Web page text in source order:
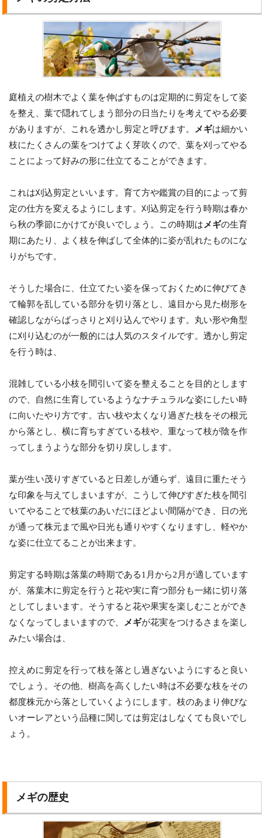
庭植えの樹木でよく葉を伸ばすものは定期的に剪定をして姿
を整え、葉で隠れてしまう部分の日当たりを考えてやる必要
がありますが、これを透かし剪定と呼びます。 メギは細かい
枝にたくさんの葉をつけてよく芽吹くので、葉を刈ってやる
ことによって好みの形に仕立てることができます。
これは刈込剪定といいます。育て方や鑑賞の目的によって剪
定の仕方を変えるようにします。刈込剪定を行う時期は春か
ら秋の季節にかけてが良いでしょう。この時期はメギの生育
期にあたり、よく枝を伸ばして全体的に姿が乱れたものにな
りがちです。
そうした場合に、仕立てたい姿を保っておくために伸びてき
て輪郭を乱している部分を切り落とし、遠目から見た樹形を
確認しながらばっさりと刈り込んでやります。丸い形や角型
に刈り込むのが一般的には人気のスタイルです。透かし剪定
を行う時は、
混雑している小枝を間引いて姿を整えることを目的とします
ので、自然に生育しているようなナチュラルな姿にしたい時
に向いたやり方です。古い枝や太くなり過ぎた枝をその根元
から落とし、横に育ちすぎている枝や、重なって枝が陰を作
ってしまうような部分を切り戻しします。
葉が生い茂りすぎていると日差しが通らず、遠目に重たそう
な印象を与えてしまいますが、こうして伸びすぎた枝を間引
いてやることで枝葉のあいだにほどよい間隔ができ、日の光
が通って株元まで風や日光も通りやすくなりますし、軽やか
な姿に仕立てることが出来ます。
剪定する時期は落葉の時期である1月から2月が適しています
が、落葉木に剪定を行うと花や実に育つ部分も一緒に切り落
としてしまいます。そうすると花や果実を楽しむことができ
なくなってしまいますので、 メギが花実をつけるさまを楽し
みたい場合は、
控えめに剪定を行って枝を落とし過ぎないようにすると良い
でしょう。その他、樹高を高くしたい時は不必要な枝をその
都度株元から落としていくようにします。枝のあまり伸びな
いオーレアという品種に関しては剪定はしなくても良いでし
ょう。
メギの歴史